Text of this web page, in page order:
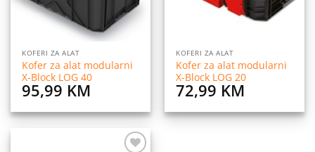
KOFERI ZA ALAT
Kofer za alat modularni
X-Block LOG 40
95,99 KM
KOFERI ZA ALAT
Kofer za alat modularni
X-Block LOG 20
72,99 KM